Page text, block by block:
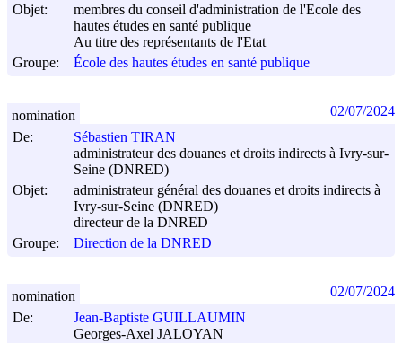
Objet:
membres du conseil d'administration de l'Ecole des
hautes études en santé publique
Au titre des représentants de l'Etat
Groupe:
École des hautes études en santé publique
De:
Sébastien TIRAN
administrateur des douanes et droits indirects à Ivry-sur-
Seine (DNRED)
Objet:
administrateur général des douanes et droits indirects à
Ivry-sur-Seine (DNRED)
directeur de la DNRED
Groupe:
Direction de la DNRED
nomination 02/07/2024
De:
Jean-Baptiste GUILLAUMIN
Georges-Axel JALOYAN
nomination 02/07/2024